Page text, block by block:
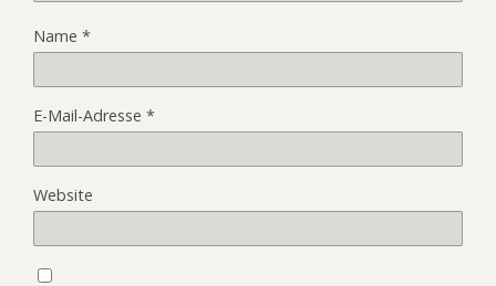
Name *
E-Mail-Adresse *
Website